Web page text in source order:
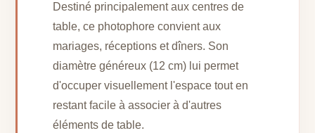
Destiné principalement aux centres de
table, ce photophore convient aux
mariages, réceptions et dîners. Son
diamètre généreux (12 cm) lui permet
d'occuper visuellement l'espace tout en
restant facile à associer à d'autres
éléments de table.